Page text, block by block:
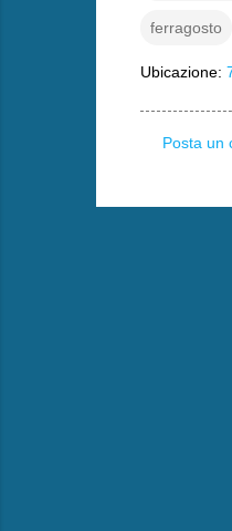
ferragosto
Ubicazione:
Posta un